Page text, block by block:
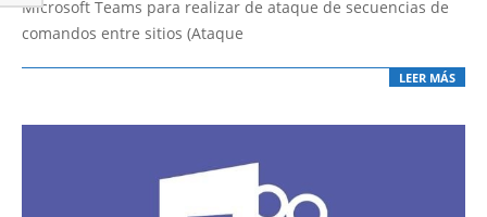
Microsoft Teams para realizar de ataque de secuencias de
comandos entre sitios (Ataque
LEER MÁS